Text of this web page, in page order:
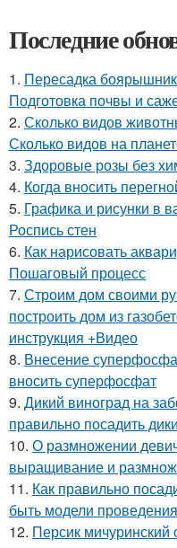
Последние
1. Пересадка
Подготовка почвы и
2. Сколько видов
Сколько видов на
3. Здоровые розы без
4. Когда вносить
5. Графика и рисунки в
Роспись стен
6. Как нарисовать
Пошаговый процесс
7. Строим дом своими
построить дом из
инструкция +Видео
8. Внесение
вносить суперфосфат
9. Дикий виноград на
правильно посадить
10. О размножении
выращивание и
11. Как правильно
быть модели
12. Персик